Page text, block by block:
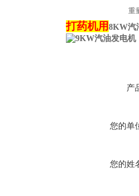
重
打药机用 8KW汽
产
您的单
您的姓